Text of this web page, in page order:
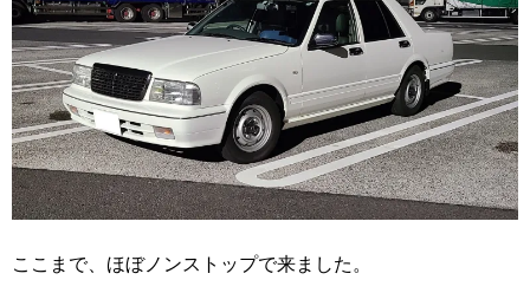
ここまで、ほぼノンストップで来ました。